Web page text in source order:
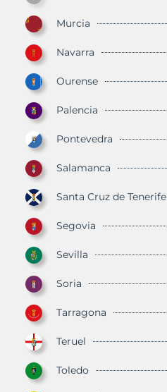
Murcia
Navarra
Ourense
Palencia
Pontevedra
Salamanca
Santa Cruz de Tenerife
Segovia
Sevilla
Soria
Tarragona
Teruel
Toledo